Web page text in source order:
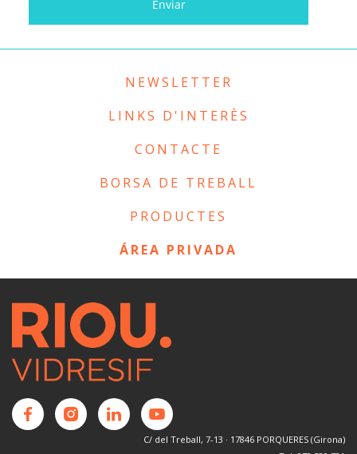
NEWSLETTER
LINKS D'INTERÈS
CONTACTE
BORSA DE TREBALL
PRODUCTES
ÁREA PRIVADA
C/ del Treball, 7-13 · 17846 PORQUERES (Girona)